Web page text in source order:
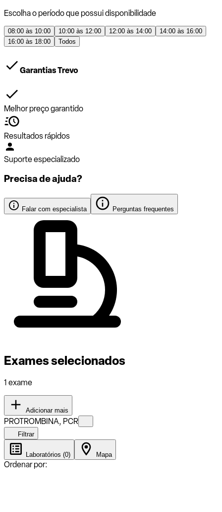
Escolha o período que possui disponibilidade
08:00 às 10:00 10:00 às 12:00 12:00 às 14:00
14:00 às 16:00
16:00 às 18:00
Todos
Garantias Trevo
Melhor preço garantido
Resultados rápidos
Suporte especializado
Precisa de ajuda?
Falar com especialista Perguntas frequentes
Exames selecionados
1 exame
Adicionar mais
PROTROMBINA, PCR
Filtrar
Laboratórios (0) Mapa
Ordenar por: